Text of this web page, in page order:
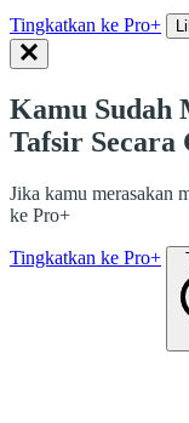
Tingkatkan ke Pro+
Kamu Sudah
Tafsir Secara
Jika kamu merasakan
ke Pro+
Tingkatkan ke Pro+